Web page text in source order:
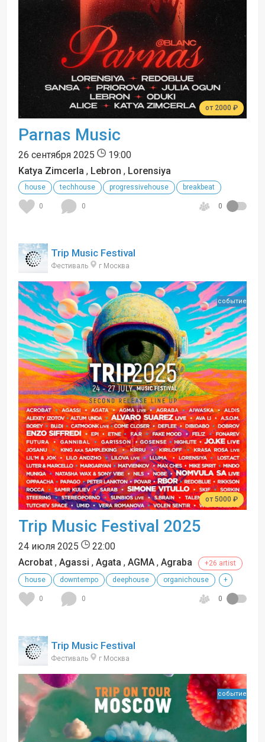
от 2000 ₽
Parnas Music
26 сентября 2025
19:00
Katya Zimcerla , Lebron , Lorensiya
house techhouse progressivehouse breakbeat
0 0 0
Trip Music Festival
Фестиваль г Москва
от 5000 ₽
событие
Trip Music Festival 2025
24 июля 2025
22:00
Acrobat , Agassi , Agata , AGMA , Agraba
+26 artist
house
downtempo deephouse organichouse +
0 0 0
Trip Music Festival
Фестиваль г Москва
событие